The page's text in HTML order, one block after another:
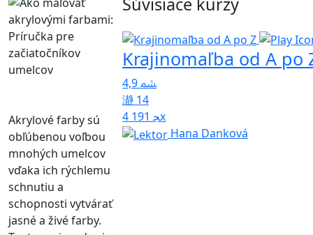
Akrylové farby sú
obľúbenou voľbou
mnohých umelcov
vďaka ich rýchlemu
schnutiu a
schopnosti vytvárať
jasné a živé farby.
Krajinomaľba od A po
4,9
14
4 191x
Hana Danková